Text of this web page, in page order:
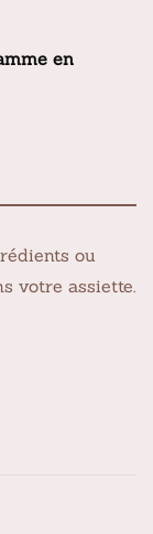
en
ou
votre assiette.